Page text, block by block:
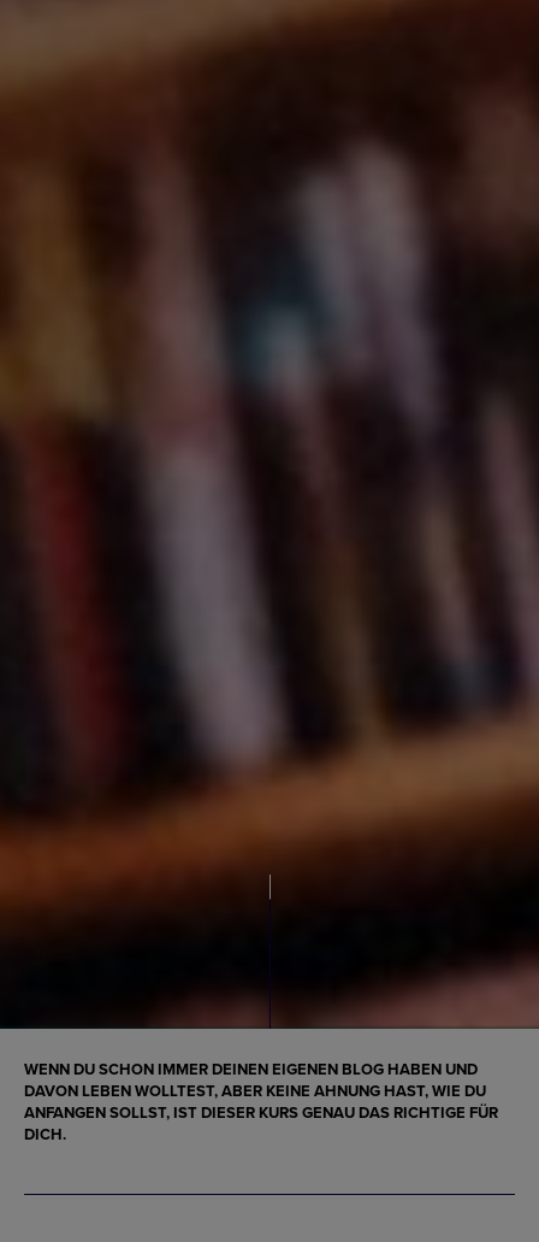
WENN DU SCHON IMMER DEINEN EIGENEN BLOG HABEN UND
DAVON LEBEN WOLLTEST, ABER KEINE AHNUNG HAST, WIE DU
ANFANGEN SOLLST, IST DIESER KURS GENAU DAS RICHTIGE FÜR
DICH.